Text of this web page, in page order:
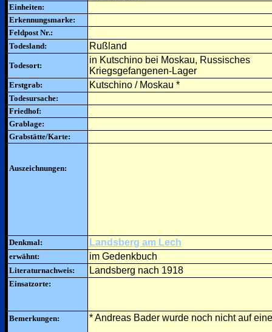
Einheiten:
Erkennungsmarke:
Feldpost Nr.:
Todesland:
Rußland
Todesort:
in Kutschino bei Moskau, Russisches
Kriegsgefangenen-Lager
Erstgrab: Kutschino / Moskau *
Todesursache:
Friedhof:
Grablage:
Grabstätte/Karte:
Auszeichnungen:
Denkmal: Landsberg am Lech
erwähnt: im Gedenkbuch
Literaturnachweis: Landsberg nach 1918
Einsatzorte:
Bemerkungen: * Andreas Bader wurde noch nicht auf